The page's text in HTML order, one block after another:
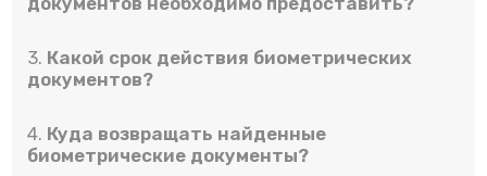
3. Какой срок действия биометрических
документов?
4. Куда возвращать найденные
биометрические документы?